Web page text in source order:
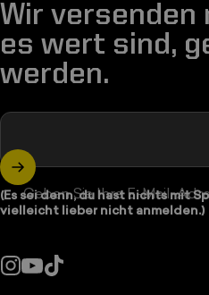
Wir versenden
es wert sind,
werden.
Geben Sie Ihre E-Mail-
(Es sei denn, du hast nichts mit
vielleicht lieber nicht anmelden.)